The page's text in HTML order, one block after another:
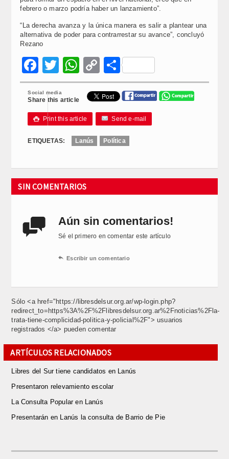
febrero o marzo podría haber un lanzamiento”.
“La derecha avanza y la única manera es salir a plantear una
alternativa de poder para contrarrestar su avance”, concluyó
Rezano
Facebook
Twitter
WhatsApp
Copy
Link
Compartir
Social media
Share this article
 Print this article Send e-mail
ETIQUETAS: Lanús Política
SIN COMENTARIOS
 Aún sin comentarios!
Sé el primero en comentar este artículo
 Escribir un comentario
Sólo <a href="https://libresdelsur.org.ar/wp-login.php?
redirect_to=https%3A%2F%2Flibresdelsur.org.ar%2Fnoticias%2Fla-
trata-tiene-complicidad-politica-y-policial%2F"> usuarios
registrados </a> pueden comentar
ARTÍCULOS RELACIONADOS
Libres del Sur tiene candidatos en Lanús
Presentaron relevamiento escolar
La Consulta Popular en Lanús
Presentarán en Lanús la consulta de Barrio de Pie